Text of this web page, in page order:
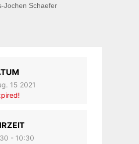
Jochen Schaefer
15 2021
- 10:30